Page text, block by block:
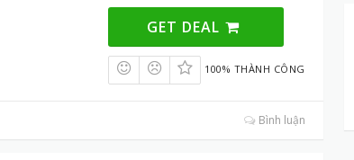
GET DEAL
100% THÀNH CÔNG
Bình luận